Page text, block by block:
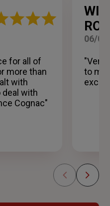
for all of
more than
with
deal with
Cognac"
06/
"Very
to my